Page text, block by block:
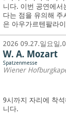
니다. 이번 공연에서
다는 점을 유의해
은 아우가르텐팔라
2026 09.27.일요일
W. A. Mozart
Spatzenmesse
Wiener
9시까지 자리에 착
니다.